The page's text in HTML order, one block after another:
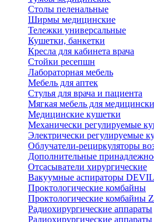
Столы пеленальные
Ширмы медицинские
Тележки универсальные
Кушетки, банкетки
Кресла для кабинета врача
Стойки ресепшн
Лабораторная мебель
Мебель для аптек
Стулья для врача и пациента
Мягкая мебель для
Медицинские кушетки
Механически регулируемые
Электрически регулируемые
Облучатели-рециркуляторы
Дополнительные
Отсасыватели хирургические
Вакуумные аспираторы
Проктологические комбайны
Проктологические комбайны
Радиохирургические аппараты
Радиохирургические аппараты